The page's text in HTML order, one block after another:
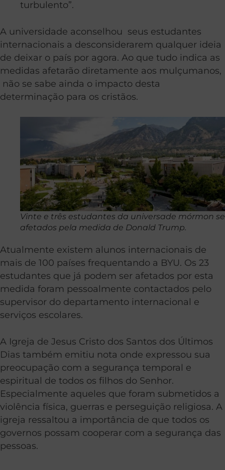
turbulento”.
A universidade aconselhou seus estudantes
internacionais a desconsiderarem qualquer ideia
de deixar o país por agora. Ao que tudo indica as
medidas afetarão diretamente aos mulçumanos,
não se sabe ainda o impacto desta
determinação para os cristãos.
Vinte e três estudantes da universade mórmon
afetados pela medida de Donald Trump.
Atualmente existem alunos internacionais de
mais de 100 países frequentando a BYU. Os 23
estudantes que já podem ser afetados por esta
medida foram pessoalmente contactados pelo
supervisor do departamento internacional e
serviços escolares.
A Igreja de Jesus Cristo dos Santos dos Últimos
Dias também emitiu nota onde expressou sua
preocupação com a segurança temporal e
espiritual de todos os filhos do Senhor.
Especialmente aqueles que foram submetidos a
violência física, guerras e perseguição religiosa. A
igreja ressaltou a importância de que todos os
governos possam cooperar com a segurança das
pessoas.